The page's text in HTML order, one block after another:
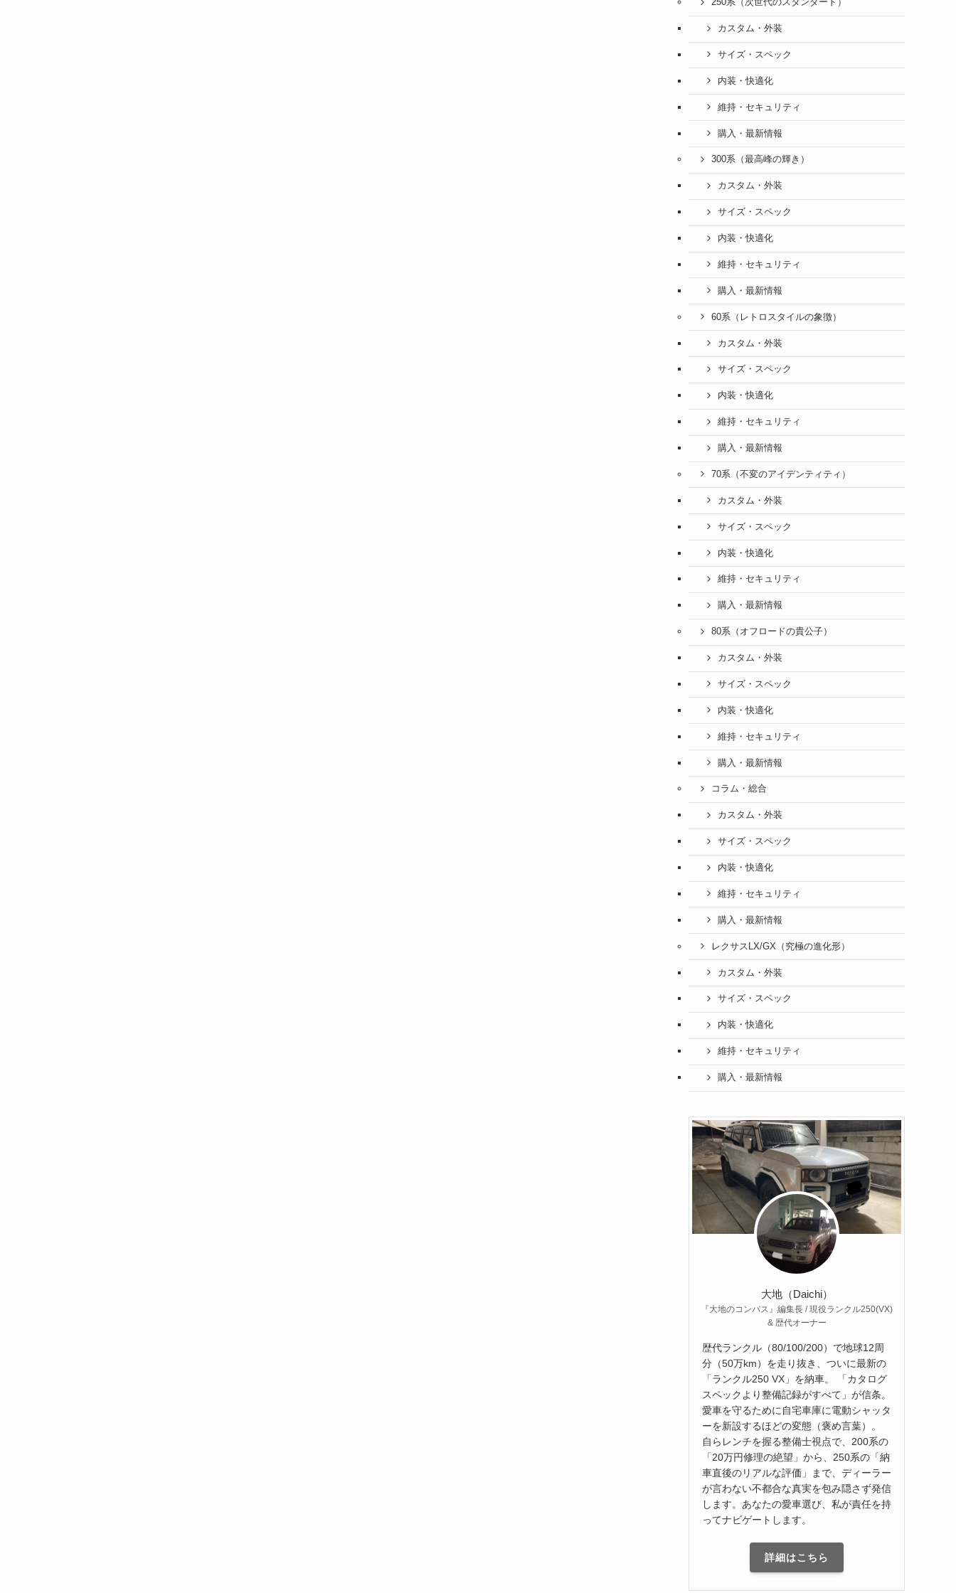
250系（次世代のスタンダード）
カスタム・外装
サイズ・スペック
内装・快適化
維持・セキュリティ
購入・最新情報
300系（最高峰の輝き）
カスタム・外装
サイズ・スペック
内装・快適化
維持・セキュリティ
購入・最新情報
60系（レトロスタイルの象徴）
カスタム・外装
サイズ・スペック
内装・快適化
維持・セキュリティ
購入・最新情報
70系（不変のアイデンティティ）
カスタム・外装
サイズ・スペック
内装・快適化
維持・セキュリティ
購入・最新情報
80系（オフロードの貴公子）
カスタム・外装
サイズ・スペック
内装・快適化
維持・セキュリティ
購入・最新情報
コラム・総合
カスタム・外装
サイズ・スペック
内装・快適化
維持・セキュリティ
購入・最新情報
レクサスLX/GX（究極の進化形）
カスタム・外装
サイズ・スペック
内装・快適化
維持・セキュリティ
購入・最新情報
大地（Daichi）
『大地のコンパス』編集長 / 現役ランクル250(VX)
& 歴代オーナー
歴代ランクル（80/100/200）で地球12周
分（50万km）を走り抜き、ついに最新の
「ランクル250 VX」を納車。 「カタログ
スペックより整備記録がすべて」が信条。
愛車を守るために自宅車庫に電動シャッタ
ーを新設するほどの変態（褒め言葉）。
自らレンチを握る整備士視点で、200系の
「20万円修理の絶望」から、250系の「納
車直後のリアルな評価」まで、ディーラー
が言わない不都合な真実を包み隠さず発信
します。あなたの愛車選び、私が責任を持
ってナビゲートします。
詳細はこちら